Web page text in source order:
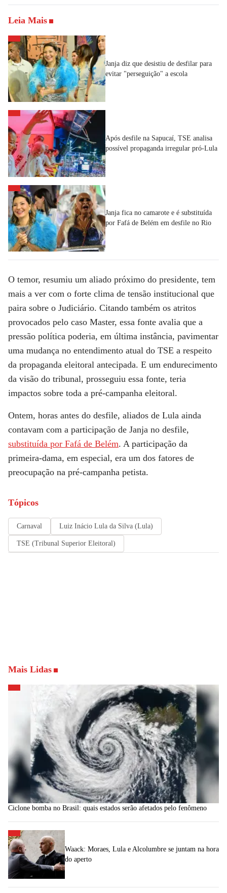
Leia Mais
Janja diz que desistiu de desfilar para
evitar "perseguição" a escola
Após desfile na Sapucaí, TSE analisa
possível propaganda irregular pró-Lula
Janja fica no camarote e é substituída
por Fafá de Belém em desfile no Rio
O temor, resumiu um aliado próximo do presidente, tem
mais a ver com o forte clima de tensão institucional que
paira sobre o Judiciário. Citando também os atritos
provocados pelo caso Master, essa fonte avalia que a
pressão política poderia, em última instância, pavimentar
uma mudança no entendimento atual do TSE a respeito
da propaganda eleitoral antecipada. E um endurecimento
da visão do tribunal, prosseguiu essa fonte, teria
impactos sobre toda a pré-campanha eleitoral.
Ontem, horas antes do desfile, aliados de Lula ainda
contavam com a participação de Janja no desfile,
substituída por Fafá de Belém. A participação da
primeira-dama, em especial, era um dos fatores de
preocupação na pré-campanha petista.
Tópicos
Carnaval Luiz Inácio Lula da Silva (Lula)
TSE (Tribunal Superior Eleitoral)
Mais Lidas
Ciclone bomba no Brasil: quais estados serão afetados pelo fenômeno
Waack: Moraes, Lula e Alcolumbre se juntam na hora
do aperto